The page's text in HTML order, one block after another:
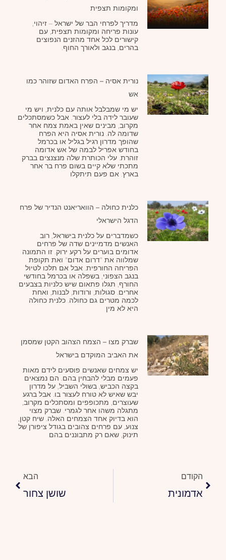
ומקומות תצפית
מדריך לפרחי הבר של ישראל – זיהוי,
עונות פריחה ומקומות תצפית, עם
קישורים לכל אחד מהזנים הנפוצים
בהרים, בנגב ולאורך החוף.
נורית אסיה – הפרח האדום שזוהר כמו
אש
יש מי שמבלבל אותה עם כלנית, ויש מי
שעובר לידה בלי לעצור. אבל כשמסתכלים
מקרוב, מבינים שאין באמת צמח אחר
שדומה לה. נורית אסיה היא הפרח
שהופך מדרון רגיל בגליל או בכרמל
בחודש אפריל לבמה של אש אדומה
זוהרת. עלי הכותרת שלה מנצנצים בברק
מתכתי שלא קיים בשום פרח בר אחר
בארץ. אם פעם תיתקלו
כלנית כחולה – הוואריאנט הנדיר של פרח
הדגל הישראלי
כשמדברים על כלנית בישראל, רוב
האנשים מדמיינים שדה של פרחים
אדומים בוערים על רקע ירוק. זו התמונה
שמלווה את "דרום אדום" ואת תקופת
הפריחה החורפית. אבל אם תלכו לטיול
בנגב הצפוני, בשפלה או בכרמל בחודשי
החורף, תגלו פתאום שיש כלניות בצבעים
אחרים. סגולות, ורודות, לבנות, ואחת
לכמה מטרים גם כחולה. כלנית כחולה
היא לא מין
שברק מצו – הצמח הצהוב הקטן שמסמן
את האביב המוקדם בישראל
יש צמחים שאנשים פוסעים לידם מאות
פעמים מבלי להבחין בהם. הם נמצאים
בקצה הכביש, בשולי השביל, על מדרון
יבש שאיש לא טורח לעצור בו. אבל ברגע
שעוצרים, מתכופפים ומסתכלים מקרוב,
מתגלה משהו אחר לגמרי. שברק מצוי
הוא בדיוק אחד הצמחים האלה. שיח קטן,
צנוע, עם פרחים צהובים בגודל ציפורן של
תינוק, שאם רק מתבוננים בהם
הקודם
אדמונית
הבא
שושן צחור